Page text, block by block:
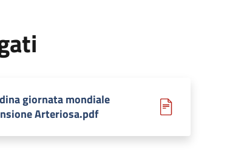
giornata mondiale
Arteriosa.pdf